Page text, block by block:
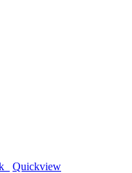
Quickview